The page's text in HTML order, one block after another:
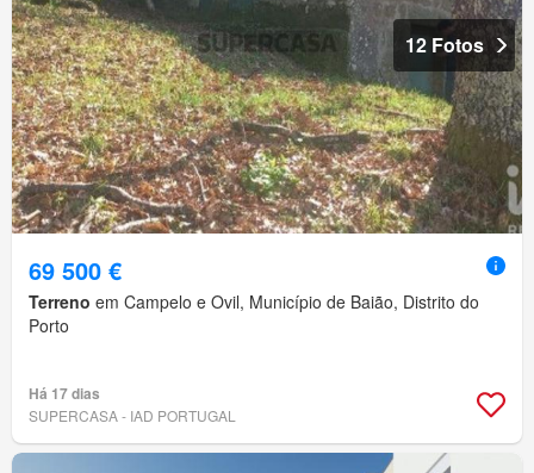
12 Fotos
69 500 €
Terreno em Campelo e Ovil, Município de Baião, Distrito do
Porto
Há 17 dias
SUPERCASA - IAD PORTUGAL